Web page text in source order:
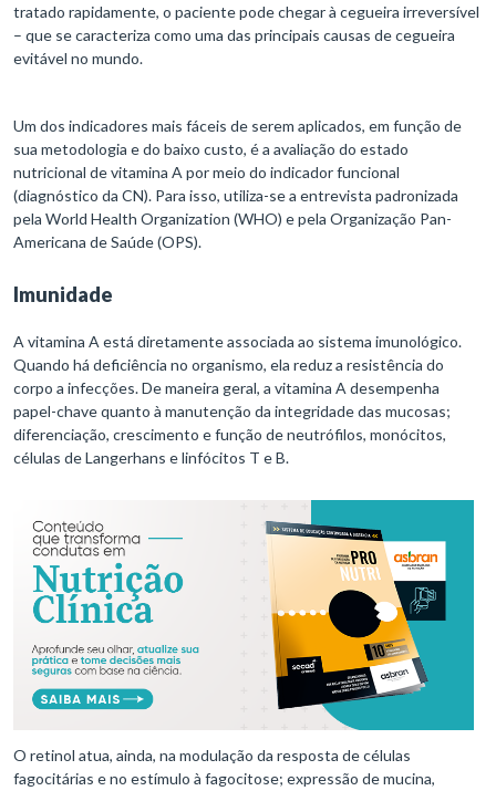
tratado rapidamente, o paciente pode chegar à cegueira irreversível
– que se caracteriza como uma das principais causas de cegueira
evitável no mundo.
Um dos indicadores mais fáceis de serem aplicados, em função de
sua metodologia e do baixo custo, é a avaliação do estado
nutricional de vitamina A por meio do indicador funcional
(diagnóstico da CN). Para isso, utiliza-se a entrevista padronizada
pela World Health Organization (WHO) e pela Organização Pan-
Americana de Saúde (OPS).
Imunidade
A vitamina A está diretamente associada ao sistema imunológico.
Quando há deficiência no organismo, ela reduz a resistência do
corpo a infecções. De maneira geral, a vitamina A desempenha
papel-chave quanto à manutenção da integridade das mucosas;
diferenciação, crescimento e função de neutrófilos, monócitos,
células de Langerhans e linfócitos T e B.
O retinol atua, ainda, na modulação da resposta de células
fagocitárias e no estímulo à fagocitose; expressão de mucina,